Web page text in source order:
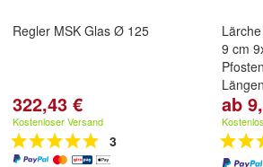
Regler MSK Glas Ø 125
322,43 €
Kostenloser Versand
3
9 cm
Längen
und
ab